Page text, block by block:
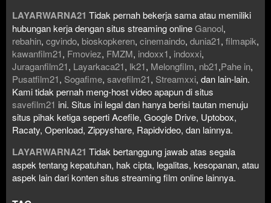
LAYARWARNA21 Tidak pernah bekerja sama atau memiliki
hubungan kerja dengan situs streaming onlineGanool,
rebahin, cgvindo, bioskopkeren, cinemaindo, dunia21, filmapik,
kawanfilm21, Fmoviez, FMZM, indoxx1, indoxxi,
Juraganfilm21, Layarkaca21, lk21, Melongfilm, nb21,Pahe in,
Pusatfilm21, Sogafime, savefilm21, Streamxxi, dan lain-lain.
Kami tidak pernah meng-host video apapun di situs
savefilm21 ini. Situs ini legal dan hanya berisi tautan menuju
situs pihak ketiga seperti Acefile, Google Drive, Uptobox,
Racaty, Openload, Zippyshare, Rapidvideo, dan lainnya.
LAYARWARNA21 Tidak bertanggung jawab atas segala
aspek tentang kepatuhan, hak cipta, legalitas, kesopanan, atau
aspek lain dari konten situs streaming film online lainnya.